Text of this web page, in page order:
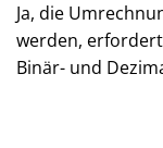
Ja, die
werden,
Binär- und